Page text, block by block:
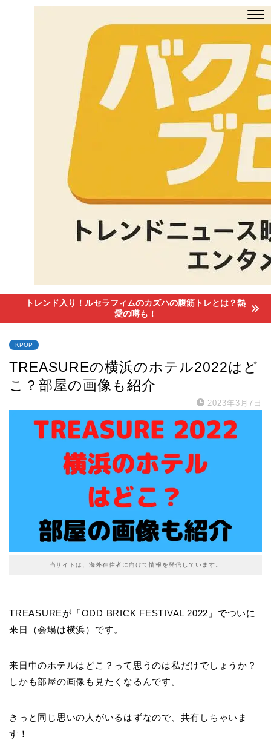
トレンド入り！ルセラフィムのカズハの腹筋トレとは？熱
愛の噂も！
KPOP
TREASUREの横浜のホテル2022はど
こ？部屋の画像も紹介
2023年3月7日
当サイトは、海外在住者に向けて情報を発信しています。
TREASUREが「ODD BRICK FESTIVAL 2022」でついに
来日（会場は横浜）です。
来日中のホテルはどこ？って思うのは私だけでしょうか？
しかも部屋の画像も見たくなるんです。
きっと同じ思いの人がいるはずなので、共有しちゃいま
す！